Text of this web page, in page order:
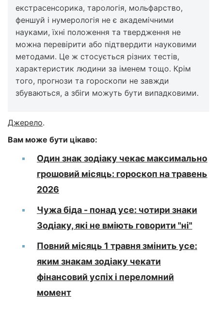
екстрасенсорика, тарологія, мольфарство,
феншуй і нумерологія не є академічними
науками, їхні положення та твердження не
можна перевірити або підтвердити науковими
методами. Це ж стосується різних тестів,
характеристик людини за іменем тощо. Крім
того, прогнози та гороскопи не завжди
збуваються, а збіги можуть бути випадковими.
Джерело.
Вам може бути цікаво:
Один знак зодіаку чекає максимально
грошовий місяць: гороскоп на травень
2026
Чужа біда - понад усе: чотири знаки
Зодіаку, які не вміють говорити "ні"
Повний місяць 1 травня змінить усе:
яким знакам зодіаку чекати
фінансовий успіх і переломний
момент